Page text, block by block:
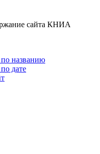
сайта КНИА
названию
дате